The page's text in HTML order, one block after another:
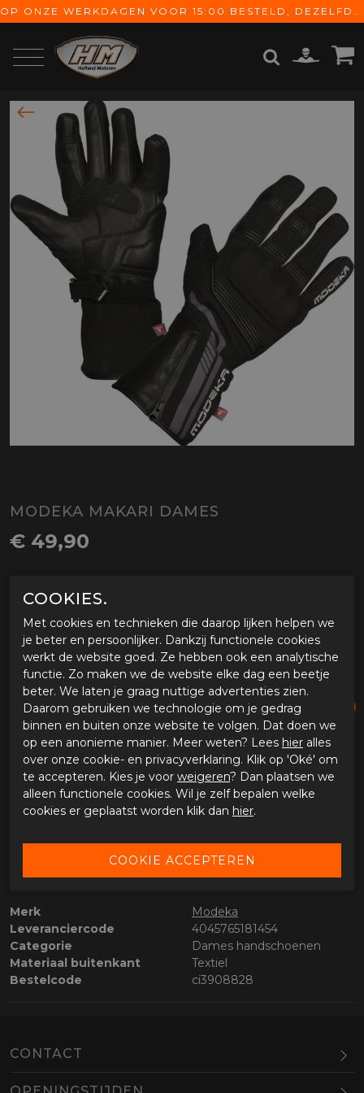
OP ONZE WERKDAGEN VOOR 15:00 BESTELD, DEZELFDE DAG VERZONDEN! GRATIS VERZENDING VANAF € 65,-
MODEKA MAKARI DAMES
€ 49,90
DL DM DS DXL
Maattabel Modeka
PLAATS IN WINKELMAND
Tijdens onze werkdagen voor 15:00 uur besteld, dezelfde
dag verstuurd.
OMSCHRIJVING MODEKA MAKARI DAMES
Merk
Modeka
Leveranciercode
4045765181454
Categorie
Dames handschoenen
Materiaal buitenkant
Textiel
Bestelcode
ci3908828
CONTACT
COOKIES.
Met cookies en technieken die daarop lijken helpen we
je beter en persoonlijker. Dankzij functionele cookies
werkt de website goed. Ze hebben ook een analytische
functie. Zo maken we de website elke dag een beetje
beter. We laten je graag nuttige advertenties zien.
Daarom gebruiken we technologie om je gedrag
binnen en buiten onze website te volgen. Dat doen we
op een anonieme manier. Meer weten? Lees hier alles
over onze cookie- en privacyverklaring. Klik op 'Oké' om
te accepteren. Kies je voor weigeren? Dan plaatsen we
alleen functionele cookies. Wil je zelf bepalen welke
cookies er geplaatst worden klik dan hier.